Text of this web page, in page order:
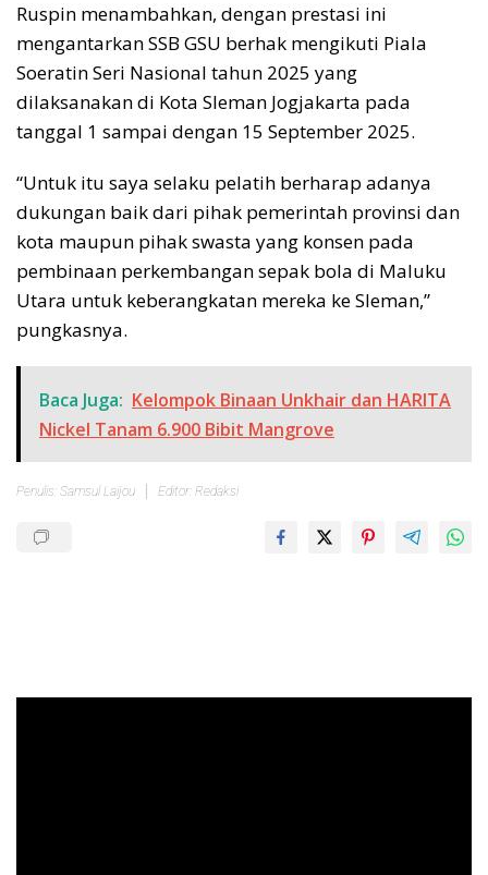
Ruspin menambahkan, dengan prestasi ini
mengantarkan SSB GSU berhak mengikuti Piala
Soeratin Seri Nasional tahun 2025 yang
dilaksanakan di Kota Sleman Jogjakarta pada
tanggal 1 sampai dengan 15 September 2025.
“Untuk itu saya selaku pelatih berharap adanya
dukungan baik dari pihak pemerintah provinsi dan
kota maupun pihak swasta yang konsen pada
pembinaan perkembangan sepak bola di Maluku
Utara untuk keberangkatan mereka ke Sleman,”
pungkasnya.
Baca Juga: Kelompok Binaan Unkhair dan HARITA
Nickel Tanam 6.900 Bibit Mangrove
Penulis: Samsul Laijou Editor: Redaksi